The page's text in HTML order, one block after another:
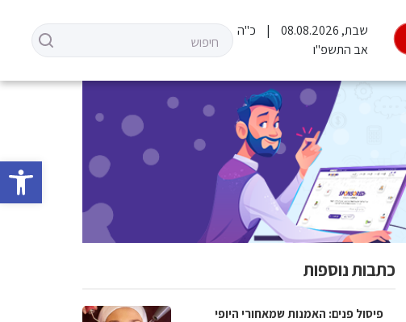
פתח
שבת, 08.08.2026
כ"ה
אב התשפ"ו
כתבות נוספות
פיסול פנים: האמנות שמאחורי היופי